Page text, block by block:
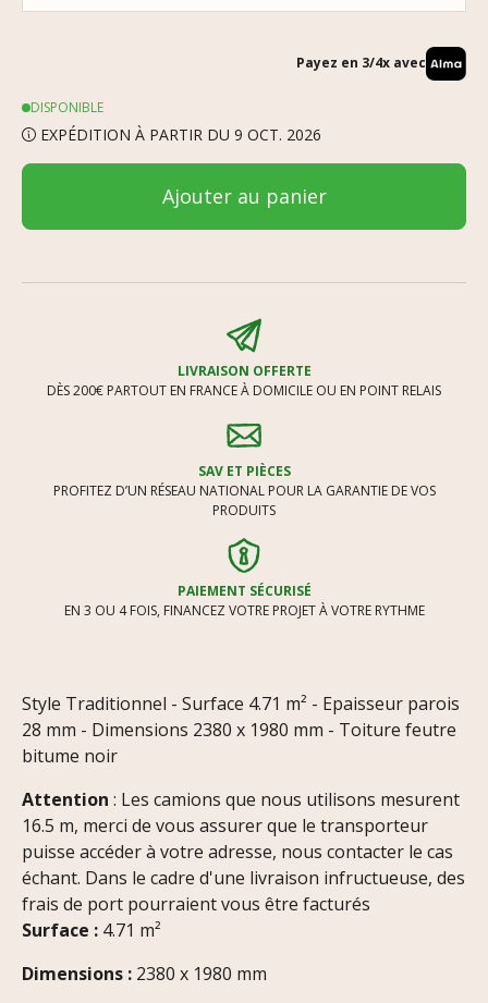
Payez en 3/4x avec
DISPONIBLE
EXPÉDITION À PARTIR DU 9 OCT. 2026
Ajouter au panier
LIVRAISON OFFERTE
DÈS 200€ PARTOUT EN FRANCE À DOMICILE OU EN POINT RELAIS
SAV ET PIÈCES
PROFITEZ D’UN RÉSEAU NATIONAL POUR LA GARANTIE DE VOS
PRODUITS
PAIEMENT SÉCURISÉ
EN 3 OU 4 FOIS, FINANCEZ VOTRE PROJET À VOTRE RYTHME
Style Traditionnel - Surface 4.71 m² - Epaisseur parois
28 mm - Dimensions 2380 x 1980 mm - Toiture feutre
bitume noir
Attention : Les camions que nous utilisons mesurent
16.5 m, merci de vous assurer que le transporteur
puisse accéder à votre adresse, nous contacter le cas
échant. Dans le cadre d'une livraison infructueuse, des
frais de port pourraient vous être facturés
Surface : 4.71 m²
Dimensions : 2380 x 1980 mm